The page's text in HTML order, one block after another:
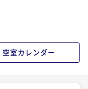
空室カレンダー